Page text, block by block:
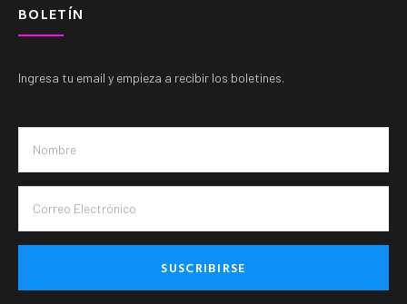
BOLETÍN
Ingresa tu email y empieza a recibir los boletines.
SUSCRIBIRSE